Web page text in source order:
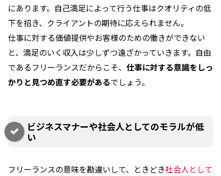
にあります。自己満足によって行う仕事はクオリティの低
下を招き、クライアントの期待に応えられません。
仕事に対する価値提供やお客様のための働きができない
と、満足のいく収入は少しずつ遠ざかっていきます。自由
であるフリーランスだからこそ、 仕事に対する意識をしっ
かりと見つめ直す必要があるでしょう。
ビジネスマナーや社会人としてのモラルが低
い
フリーランスの意味を勘違いして、ときどき社会人として